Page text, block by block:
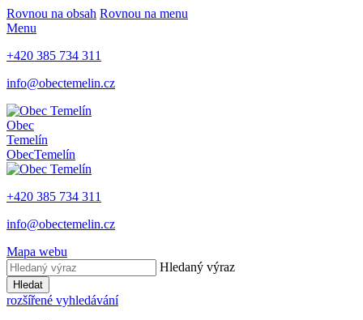
Rovnou na obsah Rovnou na menu
Menu
+420 385 734 311
info@obectemelin.cz
Obec
Temelín
ObecTemelín
+420 385 734 311
info@obectemelin.cz
Mapa webu
Hledaný výraz
Hledat
rozšířené vyhledávání